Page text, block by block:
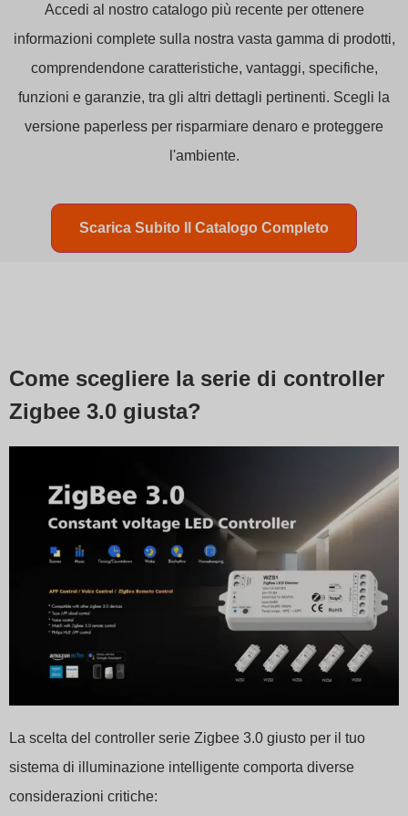
Accedi al nostro catalogo più recente per ottenere
informazioni complete sulla nostra vasta gamma di prodotti,
comprendendone caratteristiche, vantaggi, specifiche,
funzioni e garanzie, tra gli altri dettagli pertinenti. Scegli la
versione paperless per risparmiare denaro e proteggere
l'ambiente.
Scarica Subito Il Catalogo Completo
Come scegliere la serie di controller
Zigbee 3.0 giusta?
La scelta del controller serie Zigbee 3.0 giusto per il tuo
sistema di illuminazione intelligente comporta diverse
considerazioni critiche: